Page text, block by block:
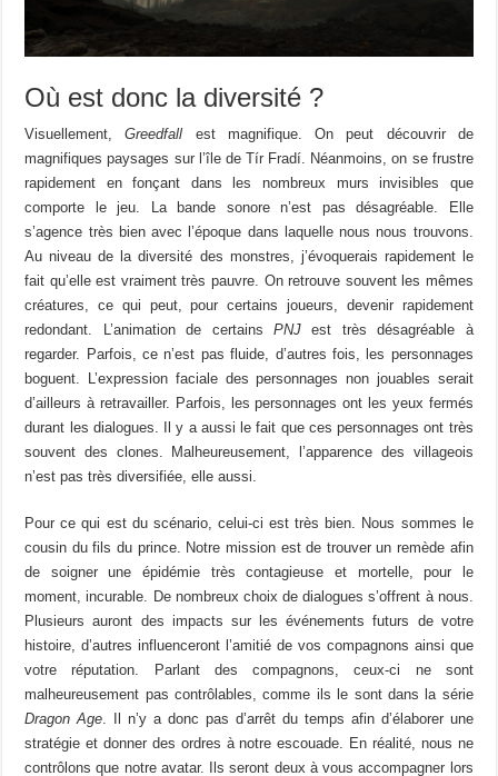
Où est donc la diversité ?
Visuellement,Greedfall est magnifique. On peut découvrir de
magnifiques paysages sur l’île de Tír Fradí. Néanmoins, on se frustre
rapidement en fonçant dans les nombreux murs invisibles que
comporte le jeu. La bande sonore n’est pas désagréable. Elle
s’agence très bien avec l’époque dans laquelle nous nous trouvons.
Au niveau de la diversité des monstres, j’évoquerais rapidement le
fait qu’elle est vraiment très pauvre. On retrouve souvent les mêmes
créatures, ce qui peut, pour certains joueurs, devenir rapidement
redondant. L’animation de certains PNJ est très désagréable à
regarder. Parfois, ce n’est pas fluide, d’autres fois, les personnages
boguent. L’expression faciale des personnages non jouables serait
d’ailleurs à retravailler. Parfois, les personnages ont les yeux fermés
durant les dialogues. Il y a aussi le fait que ces personnages ont très
souvent des clones. Malheureusement, l’apparence des villageois
n’est pas très diversifiée, elle aussi.
Pour ce qui est du scénario, celui-ci est très bien. Nous sommes le
cousin du fils du prince. Notre mission est de trouver un remède afin
de soigner une épidémie très contagieuse et mortelle, pour le
moment, incurable. De nombreux choix de dialogues s’offrent à nous.
Plusieurs auront des impacts sur les événements futurs de votre
histoire, d’autres influenceront l’amitié de vos compagnons ainsi que
votre réputation. Parlant des compagnons, ceux-ci ne sont
malheureusement pas contrôlables, comme ils le sont dans la série
Dragon Age . Il n’y a donc pas d’arrêt du temps afin d’élaborer une
stratégie et donner des ordres à notre escouade. En réalité, nous ne
contrôlons que notre avatar. Ils seront deux à vous accompagner lors